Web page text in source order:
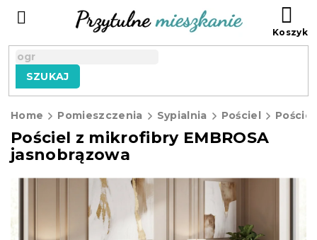
SZUKAJ
Home Pomieszczenia Sypialnia Pościel
Pościel z mikrofibry EMBROSA
jasnobrązowa